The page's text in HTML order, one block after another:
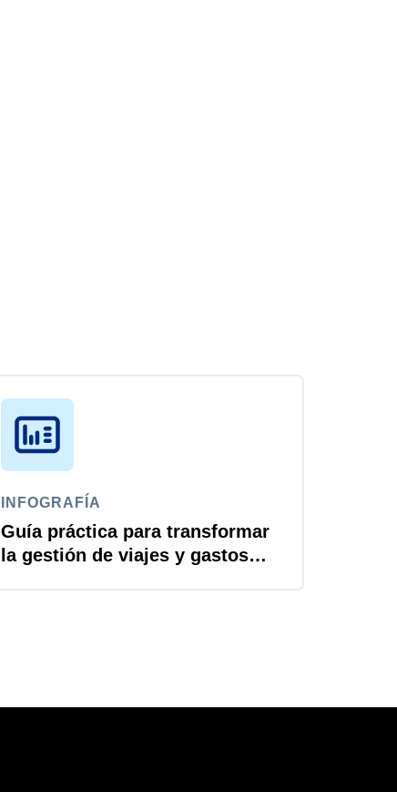
INFOGRAFÍA
Guía práctica para transformar
la gestión de viajes y gastos